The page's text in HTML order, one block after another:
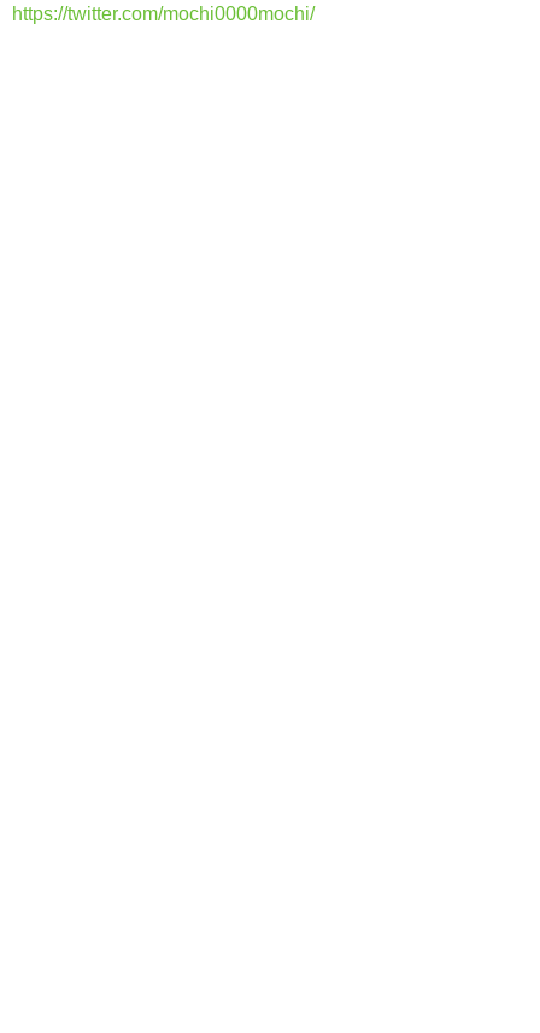
https://twitter.com/mochi0000mochi/